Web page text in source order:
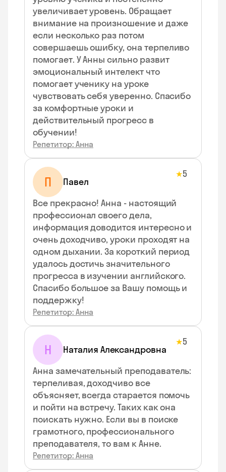
увеличивает уровень. Обращает
внимание на произношение и даже
если несколько раз потом
совершаешь ошибку, она терпеливо
помогает. У Анны сильно развит
эмоциональный интелект что
помогает ученику на уроке
чувствовать себя уверенно. Спасибо
за комфортные уроки и
действительный прогресс в
обучении!
Репетитор: Анна
П Павел
★5
Все прекрасно! Анна - настоящий
профессионал своего дела,
информация доводится интересно и
очень доходчиво, уроки проходят на
одном дыхании. За короткий период
удалось достичь значительного
прогресса в изучении английского.
Спасибо большое за Вашу помощь и
поддержку!
Репетитор: Анна
Н Наталия Александровна
★5
Анна замечательный преподаватель:
терпеливая, доходчиво все
объясняет, всегда старается помочь
и пойти на встречу. Таких как она
поискать нужно. Если вы в поиске
грамотного, профессионального
преподавателя, то вам к Анне.
Репетитор: Анна